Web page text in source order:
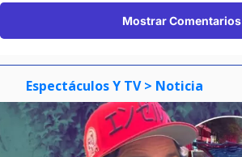
Mostrar Comentarios
Espectáculos Y TV > Noticia